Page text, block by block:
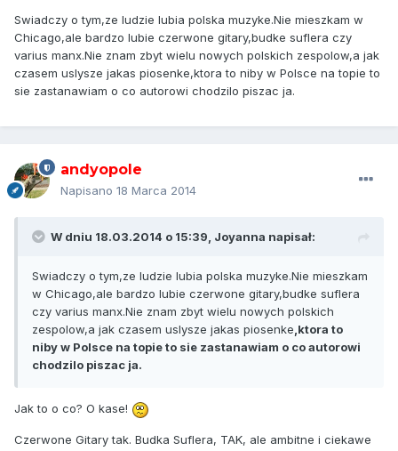
Swiadczy o tym,ze ludzie lubia polska muzyke.Nie mieszkam w
Chicago,ale bardzo lubie czerwone gitary,budke suflera czy
varius manx.Nie znam zbyt wielu nowych polskich zespolow,a jak
czasem uslysze jakas piosenke,ktora to niby w Polsce na topie to
sie zastanawiam o co autorowi chodzilo piszac ja.
andyopole
Napisano 18 Marca 2014
W dniu 18.03.2014 o 15:39, Joyanna napisał:
Swiadczy o tym,ze ludzie lubia polska muzyke.Nie mieszkam
w Chicago,ale bardzo lubie czerwone gitary,budke suflera
czy varius manx.Nie znam zbyt wielu nowych polskich
zespolow,a jak czasem uslysze jakas piosenke,ktora to
niby w Polsce na topie to sie zastanawiam o co autorowi
chodzilo piszac ja.
Jak to o co? O kase!
Czerwone Gitary tak. Budka Suflera, TAK, ale ambitne i ciekawe